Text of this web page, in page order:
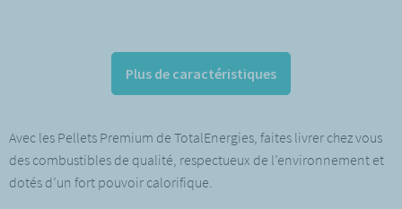
Plus de caractéristiques
Avec les Pellets Premium de TotalEnergies, faites livrer chez vous
des combustibles de qualité, respectueux de l’environnement et
dotés d’un fort pouvoir calorifique.